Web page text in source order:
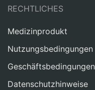
RECHTLICHES
Medizinprodukt
Nutzungsbedingungen
Geschäftsbedingungen
Datenschutzhinweise